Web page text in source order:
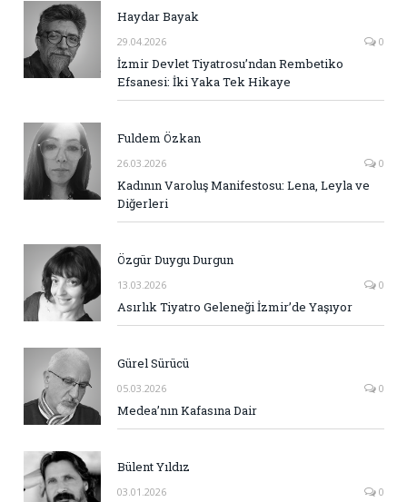
Haydar Bayak
29.04.2026 0
İzmir Devlet Tiyatrosu’ndan Rembetiko
Efsanesi: İki Yaka Tek Hikaye
Fuldem Özkan
26.03.2026 0
Kadının Varoluş Manifestosu: Lena, Leyla ve
Diğerleri
Özgür Duygu Durgun
13.03.2026 0
Asırlık Tiyatro Geleneği İzmir’de Yaşıyor
Gürel Sürücü
05.03.2026 0
Medea’nın Kafasına Dair
Bülent Yıldız
03.01.2026 0